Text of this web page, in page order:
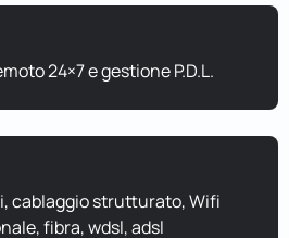
24×7 e gestione P.D.L.
cablaggio strutturato, Wifi
fibra, wdsl, adsl